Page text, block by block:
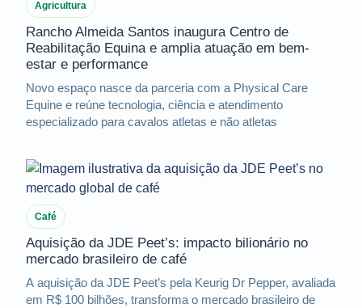
Agricultura
Rancho Almeida Santos inaugura Centro de
Reabilitação Equina e amplia atuação em bem-
estar e performance
Novo espaço nasce da parceria com a Physical Care
Equine e reúne tecnologia, ciência e atendimento
especializado para cavalos atletas e não atletas
Café
Aquisição da JDE Peet’s: impacto bilionário no
mercado brasileiro de café
A aquisição da JDE Peet’s pela Keurig Dr Pepper, avaliada
em R$ 100 bilhões, transforma o mercado brasileiro de